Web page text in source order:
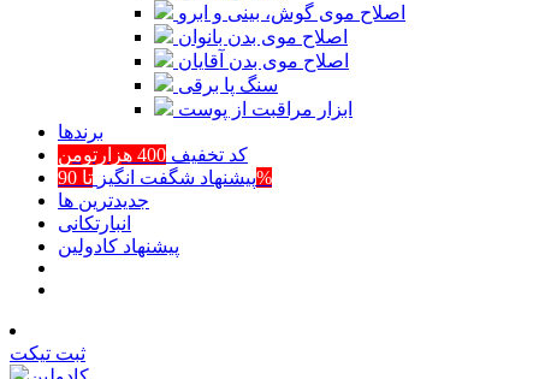
اصلاح موی گوش، بینی و ابرو
اصلاح موی بدن بانوان
اصلاح موی بدن آقایان
سنگ پا برقی
ابزار مراقبت از پوست
برند‌ها
کد تخفیف 400 هزارتومن
پیشنهاد شگفت انگیزتا 90%
جدیدترین ها
انبارتکانی
پیشنهاد کادولین
ثبت تیکت